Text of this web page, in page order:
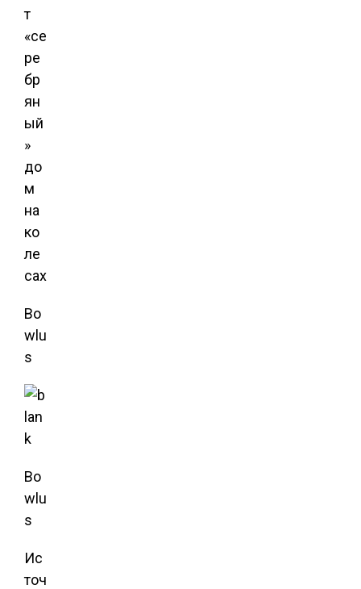
Bo
wlu
s
Bo
wlu
s
Ис
точ